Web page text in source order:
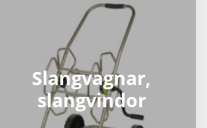
Slangvagnar,
slangvindor